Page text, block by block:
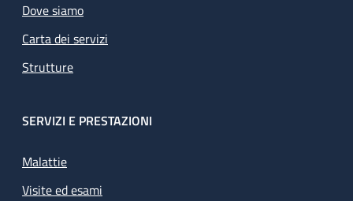
Dove siamo
Carta dei servizi
Strutture
SERVIZI E PRESTAZIONI
Malattie
Visite ed esami